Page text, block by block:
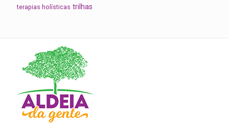
terapias holísticas trilhas